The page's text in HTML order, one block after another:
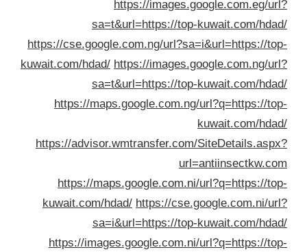
https://images.google.com.eg/
sa=t&url=https://top-kuwait.com/
https://cse.google.com.ng/url?sa=i&url=https://
kuwait.com/hdad/ https://images.google.com.ng/
sa=t&url=https://top-kuwait.com/
https://maps.google.com.ng/url?q=https://
kuwait.com/
https://advisor.wmtransfer.com/
https://maps.google.com.ni/url?q=https://
kuwait.com/hdad/ https://cse.google.com.ni/
sa=i&url=https://top-kuwait.com/
https://images.google.com.ni/url?q=https://